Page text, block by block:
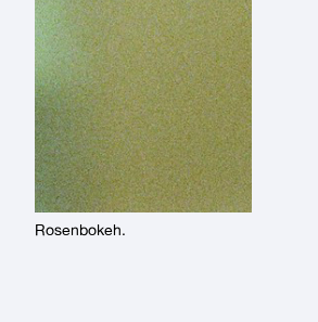
Rosenbokeh.